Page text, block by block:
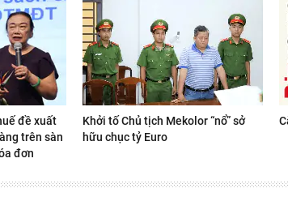
đề xuất
trên sàn
đơn
Khởi tố Chủ tịch Mekolor “nổ” sở
hữu chục tỷ Euro